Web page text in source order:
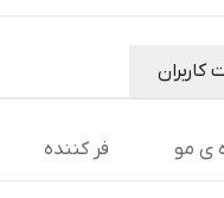
کاربران
ی مو فر کننده